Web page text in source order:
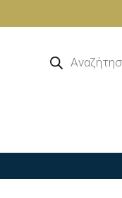
προϊόντων